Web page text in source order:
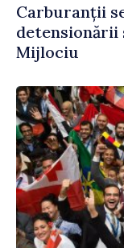
Carburanții
Mijlociu